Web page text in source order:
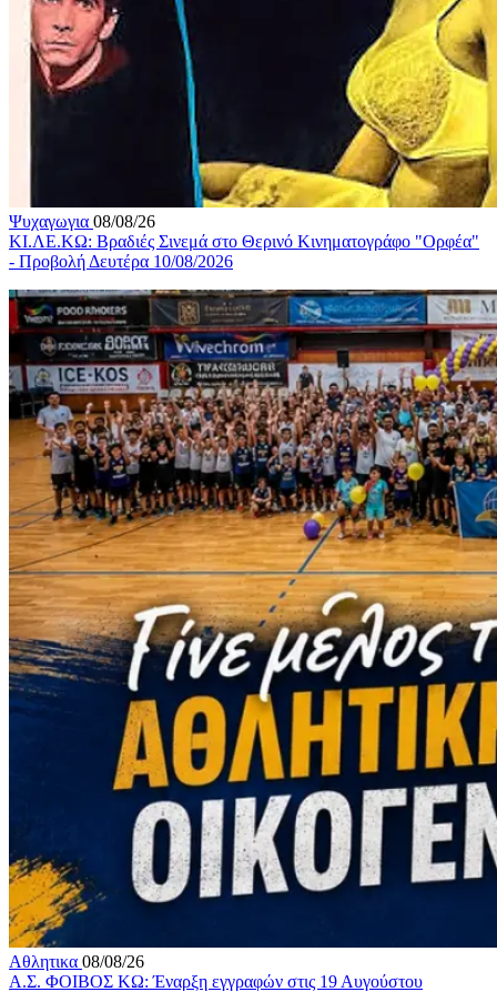
Ψυχαγωγια 08/08/26
ΚΙ.ΛΕ.ΚΩ: Βραδιές Σινεμά στο Θερινό Κινηματογράφο "Ορφέα"
- Προβολή Δευτέρα 10/08/2026
Αθλητικα 08/08/26
Α.Σ. ΦΟΙΒΟΣ ΚΩ: Έναρξη εγγραφών στις 19 Αυγούστου